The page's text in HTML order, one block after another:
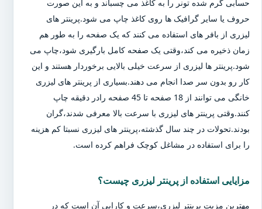
حسابی گرم شده تونر را به کاغذ می چسباند و به این صورت
حروف یا سایر گرافیک ها روی کاغذ چاپ می شود.پرینتر های
لیزری از بافر های استفاده می کنند که یک صفحه را به طور هم
زمان ذخیره می کند،وقتی یک صفحه کامل بارگیری شود،چاپ می
شود.پرینتر ها لیزری از سرعت خیلی بالایی برخوردار هستند و این
کار رو بدون سر صدا انجام می دهند.بسیاری از پرینتر های لیزری
خانگی می توانند از 18 صفحه تا 45 صفحه رادر دقیقه چاپ
کنند.وقتی پرینتر های لیزری با سرعت بالا معرفی شدند،گران
بودند.تحولات در چند سال گذشته،پرینتر های لیزری نسبتا کم هزینه
را برای استفاده در مشاغل کوچک فراهم کرده است.
مزایایی استفاده از پرینتر لیزری چیست؟
مهترین مزیت پرینتر لیزری،سرعت و کارایی آن است که در